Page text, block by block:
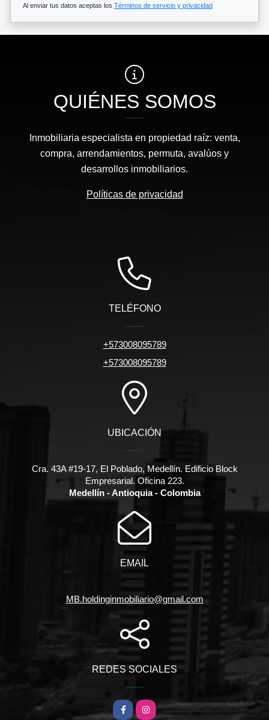
Al enviar tus datos aceptas los Términos de servicio y privacidad
QUIÉNES SOMOS
Inmobiliaria especialista en propiedad raíz: venta,
compra, arrendamientos, permuta, avalúos y
desarrollos inmobiliarios.
Políticas de privacidad
TELÉFONO
+573008095789
+573008095789
UBICACIÓN
Cra. 43A #19-17, El Poblado, Medellín. Edificio Block
Empresarial. Oficina 223.
Medellín - Antioquia - Colombia
EMAIL
MB.holdinginmobiliario@gmail.com
REDES SOCIALES
FacebookInstagram